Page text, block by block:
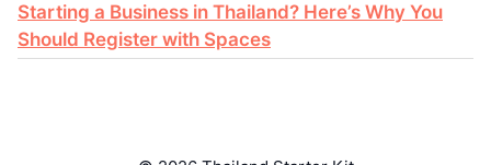
Starting a Business in Thailand? Here’s Why You
Should Register with Spaces